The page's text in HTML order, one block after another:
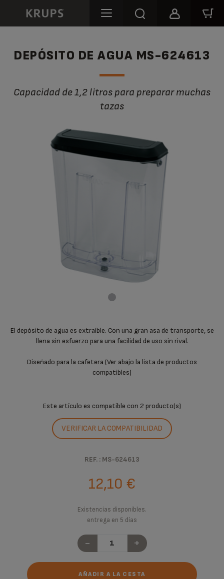
DEPÓSITO DE AGUA MS-624613
Capacidad de 1,2 litros para preparar muchas
tazas
El depósito de agua es extraíble. Con una gran asa de transporte, se
llena sin esfuerzo para una facilidad de uso sin rival.
Diseñado para la cafetera (Ver abajo la lista de productos
compatibles)
Este artículo es compatible con 2 producto(s)
VERIFICAR LA COMPATIBILIDAD
REF. : MS-624613
12,10 €
Existencias disponibles.
entrega en 5 días
- +
AÑADIR A LA CESTA